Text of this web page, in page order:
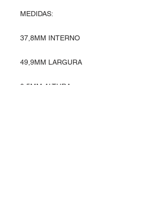
MEDIDAS:
37,8MM INTERNO
49,9MM LARGURA
0,5MM ALTURA